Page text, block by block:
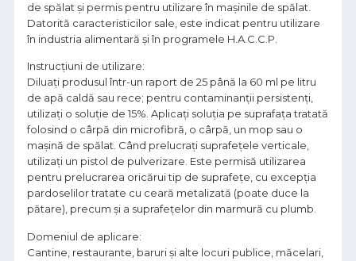
de spălat și permis pentru utilizare în mașinile de spălat.
Datorită caracteristicilor sale, este indicat pentru utilizare
în industria alimentară și în programele H.A.C.C.P.
Instrucțiuni de utilizare:
Diluați produsul într-un raport de 25 până la 60 ml pe litru
de apă caldă sau rece; pentru contaminanții persistenți,
utilizați o soluție de 15%. Aplicați soluția pe suprafața tratată
folosind o cârpă din microfibră, o cârpă, un mop sau o
mașină de spălat. Când prelucrați suprafețele verticale,
utilizați un pistol de pulverizare. Este permisă utilizarea
pentru prelucrarea oricărui tip de suprafețe, cu excepția
pardoselilor tratate cu ceară metalizată (poate duce la
pătare), precum și a suprafețelor din marmură cu plumb.
Domeniul de aplicare:
Cantine, restaurante, baruri și alte locuri publice, măcelari,